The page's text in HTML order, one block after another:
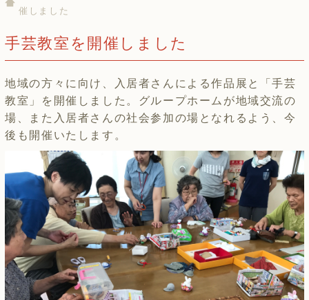
催しました
手芸教室を開催しました
地域の方々に向け、入居者さんによる作品展と「手芸
教室」を開催しました。グループホームが地域交流の
場、また入居者さんの社会参加の場となれるよう、今
後も開催いたします。